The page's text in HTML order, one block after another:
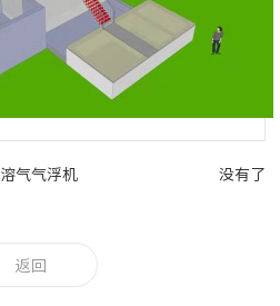
溶气气浮机 没有了
返回